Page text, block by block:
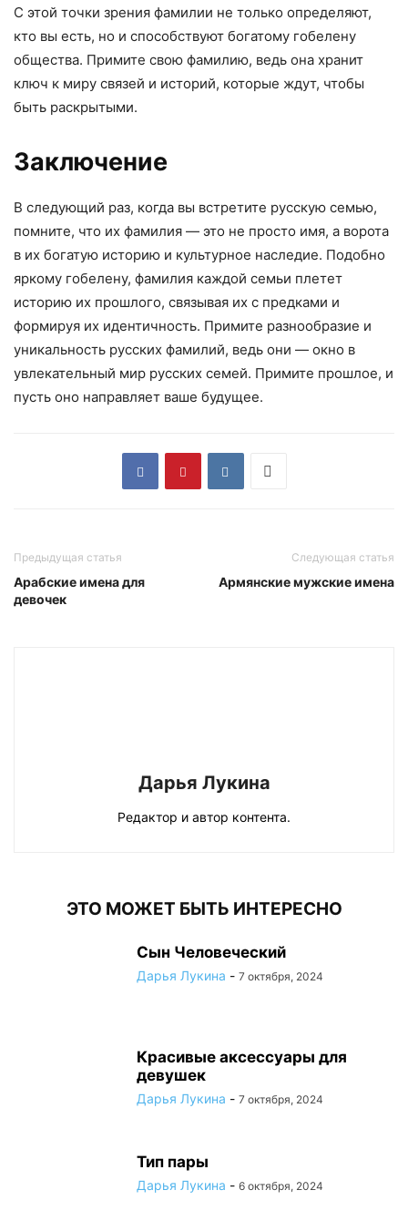
С этой точки зрения фамилии не только определяют,
кто вы есть, но и способствуют богатому гобелену
общества. Примите свою фамилию, ведь она хранит
ключ к миру связей и историй, которые ждут, чтобы
быть раскрытыми.
Заключение
В следующий раз, когда вы встретите русскую семью,
помните, что их фамилия — это не просто имя, а ворота
в их богатую историю и культурное наследие. Подобно
яркому гобелену, фамилия каждой семьи плетет
историю их прошлого, связывая их с предками и
формируя их идентичность. Примите разнообразие и
уникальность русских фамилий, ведь они — окно в
увлекательный мир русских семей. Примите прошлое, и
пусть оно направляет ваше будущее.
Предыдущая статья
Арабские имена для
девочек
Следующая статья
Армянские мужские имена
Дарья Лукина
Редактор и автор контента.
ЭТО МОЖЕТ БЫТЬ ИНТЕРЕСНО
Сын Человеческий
Дарья Лукина - 7 октября, 2024
Красивые аксессуары для
девушек
Дарья Лукина - 7 октября, 2024
Тип пары
Дарья Лукина - 6 октября, 2024